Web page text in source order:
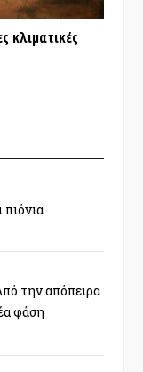
κλιματικές
πιόνια
την απόπειρα
φάση